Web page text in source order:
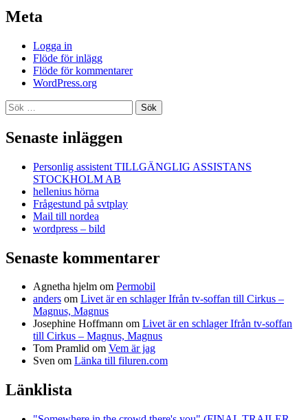
Meta
Logga in
Flöde för inlägg
Flöde för kommentarer
WordPress.org
Sök
efter:
Senaste inläggen
Personlig assistent TILLGÄNGLIG ASSISTANS
STOCKHOLM AB
hellenius hörna
Frågestund på svtplay
Mail till nordea
wordpress – bild
Senaste kommentarer
Agnetha hjelm om Permobil
anders om Livet är en schlager Ifrån tv-soffan till Cirkus –
Magnus, Magnus
Josephine Hoffmann om Livet är en schlager Ifrån tv-soffan
till Cirkus – Magnus, Magnus
Tom Pramlid om Vem är jag
Sven om Länka till filuren.com
Länklista